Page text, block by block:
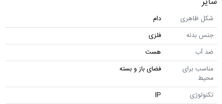
شکل ظاهری
دام
جنس بدنه
فلزی
ضد آب
هست
مناسب برای
محیط
فضای باز و بسته
تکنولوژی
IP